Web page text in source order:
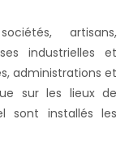
artisans,
industrielles et
administrations et
sur les lieux de
sont installés les